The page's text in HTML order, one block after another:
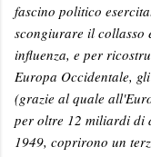
fascino politico
scongiurare il collasso
influenza, e per
Europa Occidentale,
(grazie al quale
per oltre 12 miliardi di
1949, coprirono un